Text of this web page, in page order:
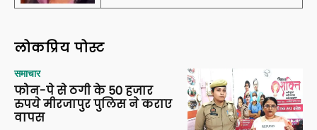
लोकप्रिय पोस्ट
समाचार
फोन-पे से ठगी के 50 हजार
रुपये मीरजापुर पुलिस ने कराए
वापस